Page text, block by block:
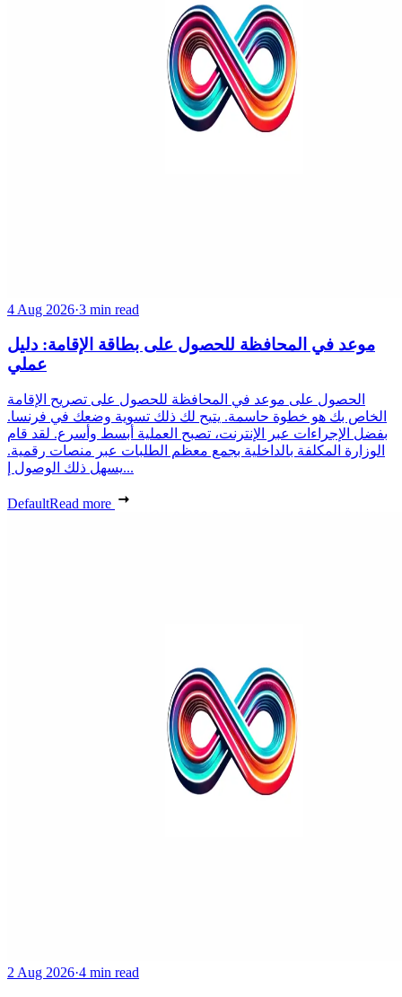
4 Aug 2026·3 min read
موعد في المحافظة للحصول على بطاقة الإقامة: دليل
عملي
الحصول على موعد في المحافظة للحصول على تصريح الإقامة
الخاص بك هو خطوة حاسمة. يتيح لك ذلك تسوية وضعك في فرنسا.
بفضل الإجراءات عبر الإنترنت، تصبح العملية أبسط وأسرع. لقد قام
الوزارة المكلفة بالداخلية بجمع معظم الطلبات عبر منصات رقمية.
يسهل ذلك الوصول إ...
DefaultRead more
2 Aug 2026·4 min read